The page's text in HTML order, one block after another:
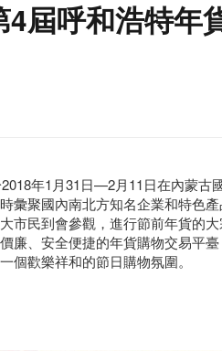
屆呼和浩特年
年1月31日—2月11日在內蒙古
彙聚國內南北方知名企業和特色
市民到會參觀，進行節前年貨的
廉、安全便捷的年貨購物交易平
個歡樂祥和的節日購物氛圍。